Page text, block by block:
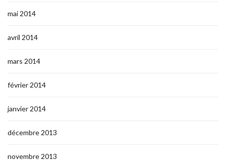
mai 2014
avril 2014
mars 2014
février 2014
janvier 2014
décembre 2013
novembre 2013